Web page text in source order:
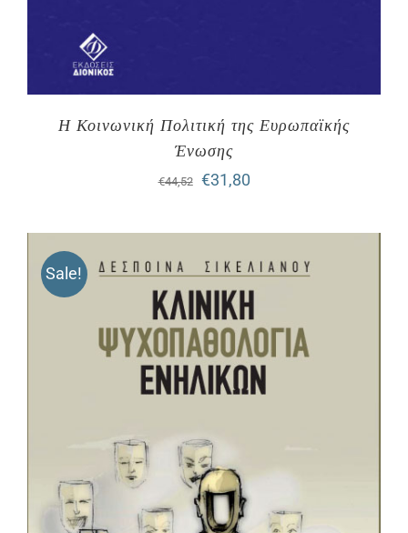
Η Κοινωνική Πολιτική της Ευρωπαϊκής
Ένωσης
€44,52
Original
€44,52.
€31,80Η
είναι:
€31,80.
Sale!